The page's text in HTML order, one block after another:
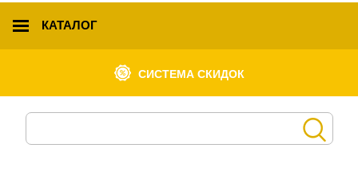
КАТАЛОГ
СИСТЕМА СКИДОК